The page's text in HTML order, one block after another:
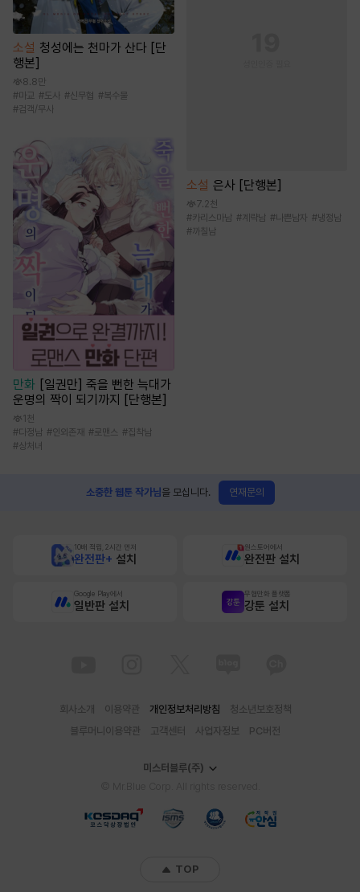
소설 청성에는 천마가 산다 [단
행본]
8.8만
#마교 #도사 #신무협 #복수물
#검객/무사
만화 [일권만] 죽을 뻔한 늑대가
운명의 짝이 되기까지 [단행본]
1천
#다정남 #인외존재 #로맨스 #집착남
#상처녀
소설 은사 [단행본]
7.2천
#카리스마남 #계략남 #나쁜남자 #냉정남
#까칠남
소중한 웹툰 작가님을 모십니다. 연재문의
10배 적립, 2시간 먼저
완전판+ 설치
원스토어에서
완전판 설치
Google Play에서
일반판 설치
무협만화 플랫폼
강툰 설치
회사소개 이용약관 개인정보처리방침
청소년보호정책
블루머니이용약관
고객센터 사업자정보 PC버전
미스터블루(주)
TOP